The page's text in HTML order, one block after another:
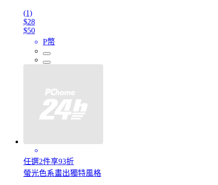
(1)
$28
$50
P幣
任選2件享93折
螢光色系畫出獨特風格